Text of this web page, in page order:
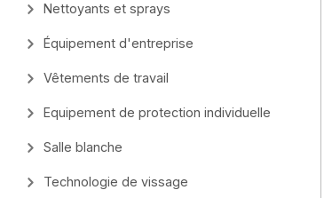
Nettoyants et sprays
Équipement d'entreprise
Vêtements de travail
Equipement de protection individuelle
Salle blanche
Technologie de vissage